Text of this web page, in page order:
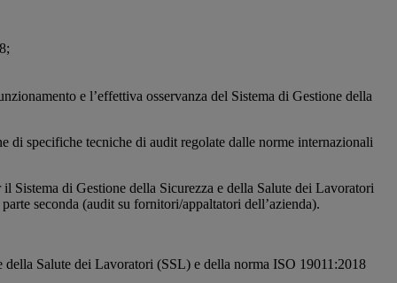
e l’effettiva osservanza del Sistema di Gestione della
di specifiche tecniche di audit regolate dalle norme internazionali
Sistema di Gestione della Sicurezza e della Salute dei Lavoratori
seconda (audit su fornitori/appaltatori dell’azienda).
Salute dei Lavoratori (SSL) e della norma ISO 19011:2018